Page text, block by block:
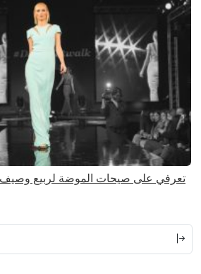
تعرفي على صيحات الموضة لربيع وصيف 2024